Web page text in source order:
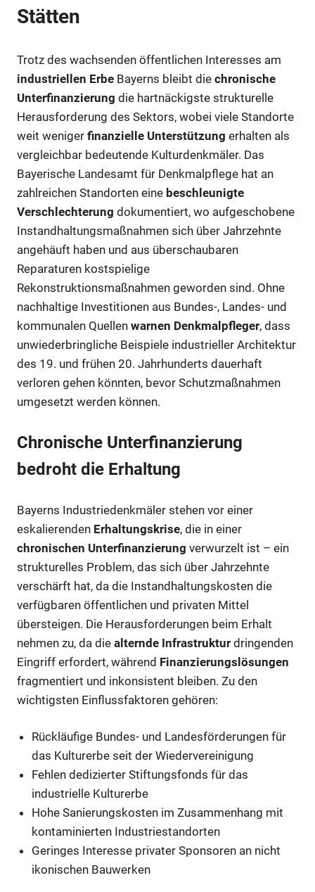
Stätten
Trotz des wachsenden öffentlichen Interesses am
industriellen Erbe Bayerns bleibt die chronische
Unterfinanzierung die hartnäckigste strukturelle
Herausforderung des Sektors, wobei viele Standorte
weit weniger finanzielle Unterstützung erhalten als
vergleichbar bedeutende Kulturdenkmäler. Das
Bayerische Landesamt für Denkmalpflege hat an
zahlreichen Standorten eine beschleunigte
Verschlechterung dokumentiert, wo aufgeschobene
Instandhaltungsmaßnahmen sich über Jahrzehnte
angehäuft haben und aus überschaubaren
Reparaturen kostspielige
Rekonstruktionsmaßnahmen geworden sind. Ohne
nachhaltige Investitionen aus Bundes-, Landes- und
kommunalen Quellen warnen Denkmalpfleger, dass
unwiederbringliche Beispiele industrieller Architektur
des 19. und frühen 20. Jahrhunderts dauerhaft
verloren gehen könnten, bevor Schutzmaßnahmen
umgesetzt werden können.
Chronische Unterfinanzierung
bedroht die Erhaltung
Bayerns Industriedenkmäler stehen vor einer
eskalierenden Erhaltungskrise, die in einer
chronischen Unterfinanzierung verwurzelt ist – ein
strukturelles Problem, das sich über Jahrzehnte
verschärft hat, da die Instandhaltungskosten die
verfügbaren öffentlichen und privaten Mittel
übersteigen. Die Herausforderungen beim Erhalt
nehmen zu, da die alternde Infrastruktur dringenden
Eingriff erfordert, während Finanzierungslösungen
fragmentiert und inkonsistent bleiben. Zu den
wichtigsten Einflussfaktoren gehören:
Rückläufige Bundes- und Landesförderungen für
das Kulturerbe seit der Wiedervereinigung
Fehlen dedizierter Stiftungsfonds für das
industrielle Kulturerbe
Hohe Sanierungskosten im Zusammenhang mit
kontaminierten Industriestandorten
Geringes Interesse privater Sponsoren an nicht
ikonischen Bauwerken